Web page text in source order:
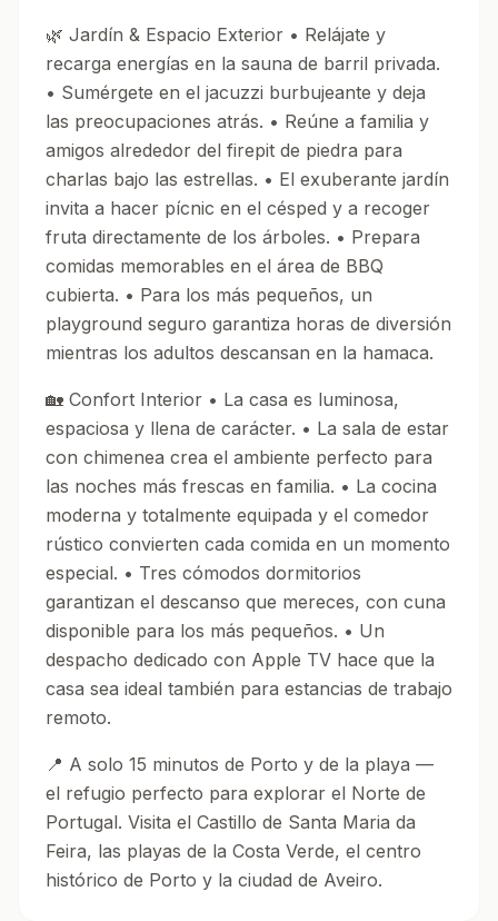
🌿 Jardín & Espacio Exterior • Relájate y
recarga energías en la sauna de barril privada.
• Sumérgete en el jacuzzi burbujeante y deja
las preocupaciones atrás. • Reúne a familia y
amigos alrededor del firepit de piedra para
charlas bajo las estrellas. • El exuberante jardín
invita a hacer pícnic en el césped y a recoger
fruta directamente de los árboles. • Prepara
comidas memorables en el área de BBQ
cubierta. • Para los más pequeños, un
playground seguro garantiza horas de diversión
mientras los adultos descansan en la hamaca.
🏡 Confort Interior • La casa es luminosa,
espaciosa y llena de carácter. • La sala de estar
con chimenea crea el ambiente perfecto para
las noches más frescas en familia. • La cocina
moderna y totalmente equipada y el comedor
rústico convierten cada comida en un momento
especial. • Tres cómodos dormitorios
garantizan el descanso que mereces, con cuna
disponible para los más pequeños. • Un
despacho dedicado con Apple TV hace que la
casa sea ideal también para estancias de trabajo
remoto.
📍 A solo 15 minutos de Porto y de la playa —
el refugio perfecto para explorar el Norte de
Portugal. Visita el Castillo de Santa Maria da
Feira, las playas de la Costa Verde, el centro
histórico de Porto y la ciudad de Aveiro.